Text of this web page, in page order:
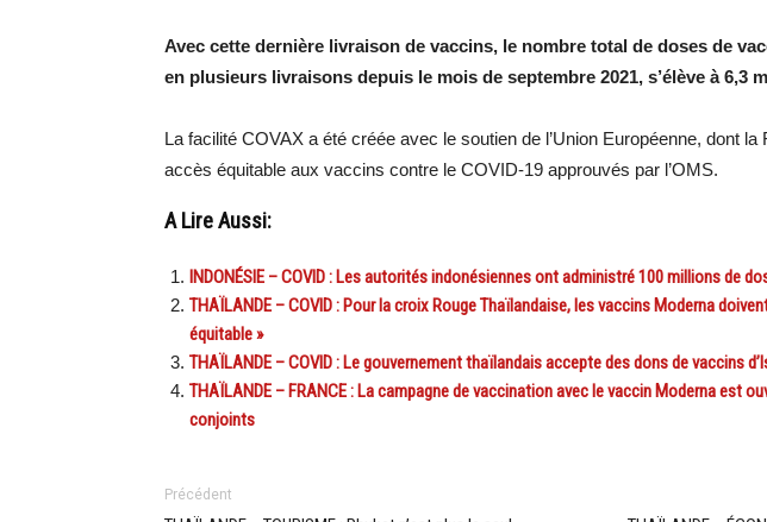
Avec cette dernière livraison de vaccins, le nombre total de doses de
en plusieurs livraisons depuis le mois de septembre 2021, s’élève à 6,3
La facilité COVAX a été créée avec le soutien de l’Union Européenne, dont la
accès équitable aux vaccins contre le COVID-19 approuvés par l’OMS.
A Lire Aussi:
INDONÉSIE – COVID : Les autorités indonésiennes ont administré 100 millions de
THAÏLANDE – COVID : Pour la croix Rouge Thaïlandaise, les vaccins Moderna
équitable »
THAÏLANDE – COVID : Le gouvernement thaïlandais accepte des dons de vaccins
THAÏLANDE – FRANCE : La campagne de vaccination avec le vaccin Moderna est
conjoints
Précédent